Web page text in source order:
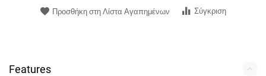
Προσθήκη στη Λίστα Αγαπημένων Σύγκριση
Features